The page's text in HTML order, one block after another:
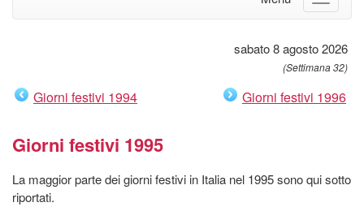
sabato 8 agosto 2026
(Settimana 32)
Giorni festivi 1994 Giorni festivi 1996
Giorni festivi 1995
La maggior parte dei giorni festivi in Italia nel 1995 sono qui sotto
riportati.